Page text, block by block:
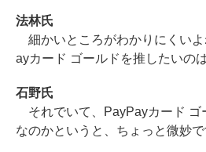
法林氏
細かいところがわかりにくい
ayカード ゴールドを推したいの
石野氏
それでいて、PayPayカード ゴ
なのかというと、ちょっと微妙で